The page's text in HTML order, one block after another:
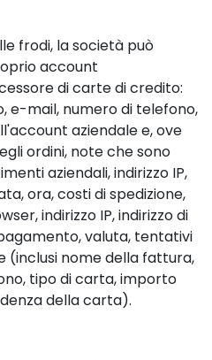
frodi, la società può
account
di carte di credito:
e-mail, numero di telefono,
aziendale e, ove
ordini, note che sono
aziendali, indirizzo IP,
ora, costi di spedizione,
indirizzo IP, indirizzo di
valuta, tentativi
(inclusi nome della fattura,
tipo di carta, importo
della carta).